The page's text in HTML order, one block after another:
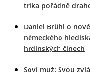
trika pořádně
Daniel Brühl o
německého
hrdinských činech
Soví muž: Svou